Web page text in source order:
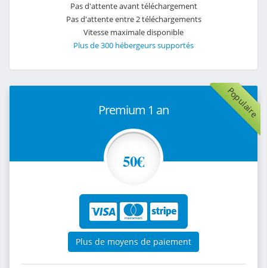
Pas d'attente avant téléchargement
Pas d'attente entre 2 téléchargements
Vitesse maximale disponible
Plus de 300 hébergeurs supportés
Populaire
Premium 1 an
50€
Plus de moyens de paiement